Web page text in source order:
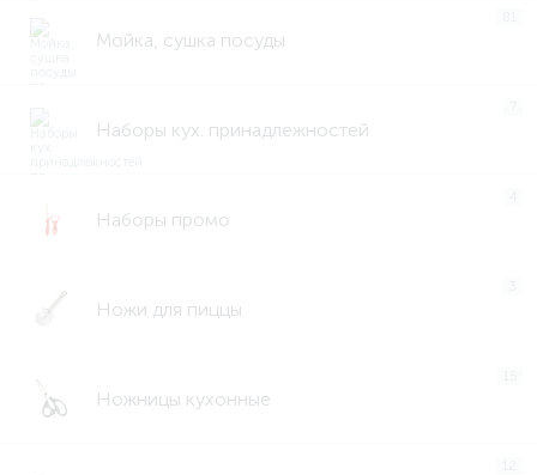
Мойка, сушка посуды
Наборы кух. принадлежностей
Наборы промо
Ножи для пиццы
Ножницы кухонные